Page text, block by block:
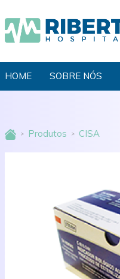
HOME SOBRE NÓS
> Produtos > CISA